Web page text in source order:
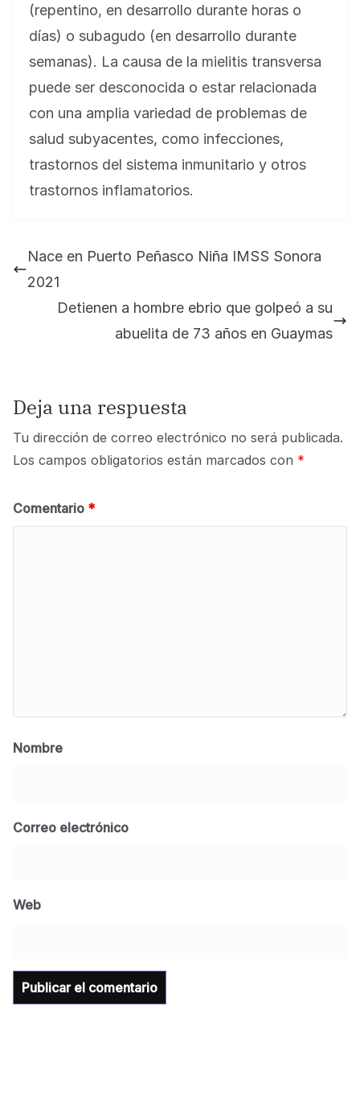
(repentino, en desarrollo durante horas o
días) o subagudo (en desarrollo durante
semanas). La causa de la mielitis transversa
puede ser desconocida o estar relacionada
con una amplia variedad de problemas de
salud subyacentes, como infecciones,
trastornos del sistema inmunitario y otros
trastornos inflamatorios.
Nace en Puerto Peñasco Niña IMSS Sonora
2021
Detienen a hombre ebrio que golpeó a su
abuelita de 73 años en Guaymas
Deja una respuesta
Tu dirección de correo electrónico no será publicada.
Los campos obligatorios están marcados con *
Comentario *
Nombre
Correo electrónico
Web
para la Universidad y para el municipio